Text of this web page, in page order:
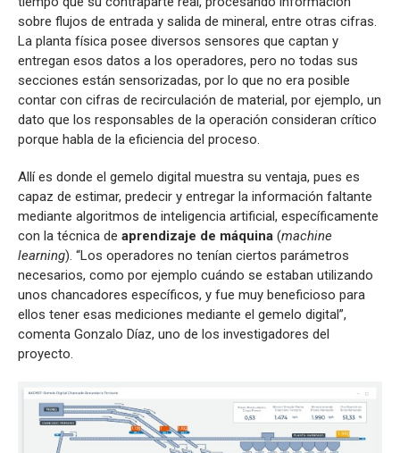
sobre flujos de entrada y salida de mineral, entre otras cifras.
La planta física posee diversos sensores que captan y
entregan esos datos a los operadores, pero no todas sus
secciones están sensorizadas, por lo que no era posible
contar con cifras de recirculación de material, por ejemplo, un
dato que los responsables de la operación consideran crítico
porque habla de la eficiencia del proceso.
Allí es donde el gemelo digital muestra su ventaja, pues es
capaz de estimar, predecir y entregar la información faltante
mediante algoritmos de inteligencia artificial, específicamente
con la técnica de aprendizaje de máquina (machine
learning). “Los operadores no tenían ciertos parámetros
necesarios, como por ejemplo cuándo se estaban utilizando
unos chancadores específicos, y fue muy beneficioso para
ellos tener esas mediciones mediante el gemelo digital”,
comenta Gonzalo Díaz, uno de los investigadores del
proyecto.